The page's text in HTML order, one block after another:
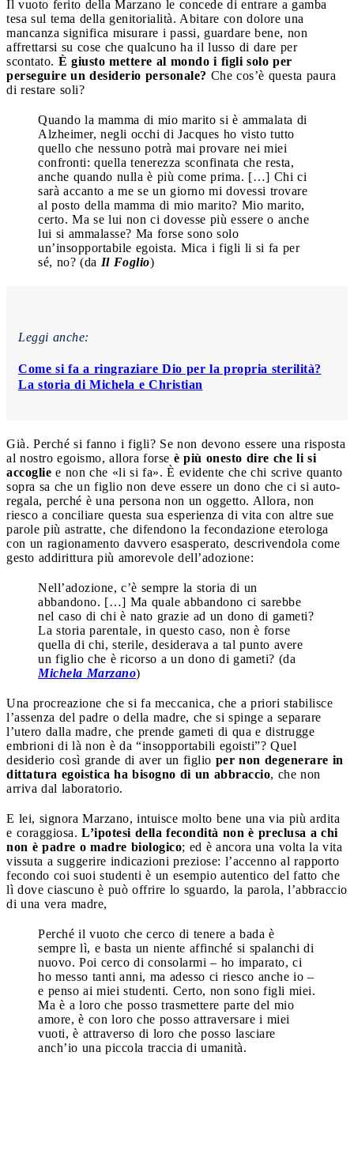
Il vuoto ferito della Marzano le concede di entrare a gamba
tesa sul tema della genitorialità. Abitare con dolore una
mancanza significa misurare i passi, guardare bene, non
affrettarsi su cose che qualcuno ha il lusso di dare per
scontato. È giusto mettere al mondo i figli solo per
perseguire un desiderio personale? Che cos’è questa paura
di restare soli?
Quando la mamma di mio marito si è ammalata di
Alzheimer, negli occhi di Jacques ho visto tutto
quello che nessuno potrà mai provare nei miei
confronti: quella tenerezza sconfinata che resta,
anche quando nulla è più come prima. […] Chi ci
sarà accanto a me se un giorno mi dovessi trovare
al posto della mamma di mio marito? Mio marito,
certo. Ma se lui non ci dovesse più essere o anche
lui si ammalasse? Ma forse sono solo
un’insopportabile egoista. Mica i figli li si fa per
sé, no? (da Il Foglio)
Leggi anche:
Come si fa a ringraziare Dio per la propria sterilità?
La storia di Michela e Christian
Già. Perché si fanno i figli? Se non devono essere una risposta
al nostro egoismo, allora forse è più onesto dire che li si
accoglie e non che «li si fa». È evidente che chi scrive quanto
sopra sa che un figlio non deve essere un dono che ci si auto-
regala, perché è una persona non un oggetto. Allora, non
riesco a conciliare questa sua esperienza di vita con altre sue
parole più astratte, che difendono la fecondazione eterologa
con un ragionamento davvero esasperato, descrivendola come
gesto addirittura più amorevole dell’adozione:
Nell’adozione, c’è sempre la storia di un
abbandono. […] Ma quale abbandono ci sarebbe
nel caso di chi è nato grazie ad un dono di gameti?
La storia parentale, in questo caso, non è forse
quella di chi, sterile, desiderava a tal punto avere
un figlio che è ricorso a un dono di gameti? (da
Michela Marzano)
Una procreazione che si fa meccanica, che a priori stabilisce
l’assenza del padre o della madre, che si spinge a separare
l’utero dalla madre, che prende gameti di qua e distrugge
embrioni di là non è da “insopportabili egoisti”? Quel
desiderio così grande di aver un figlio per non degenerare in
dittatura egoistica ha bisogno di un abbraccio, che non
arriva dal laboratorio.
E lei, signora Marzano, intuisce molto bene una via più ardita
e coraggiosa. L’ipotesi della fecondità non è preclusa a chi
non è padre o madre biologico; ed è ancora una volta la vita
vissuta a suggerire indicazioni preziose: l’accenno al rapporto
fecondo coi suoi studenti è un esempio autentico del fatto che
lì dove ciascuno è può offrire lo sguardo, la parola, l’abbraccio
di una vera madre,
Perché il vuoto che cerco di tenere a bada è
sempre lì, e basta un niente affinché si spalanchi di
nuovo. Poi cerco di consolarmi – ho imparato, ci
ho messo tanti anni, ma adesso ci riesco anche io –
e penso ai miei studenti. Certo, non sono figli miei.
Ma è a loro che posso trasmettere parte del mio
amore, è con loro che posso attraversare i miei
vuoti, è attraverso di loro che posso lasciare
anch’io una piccola traccia di umanità.